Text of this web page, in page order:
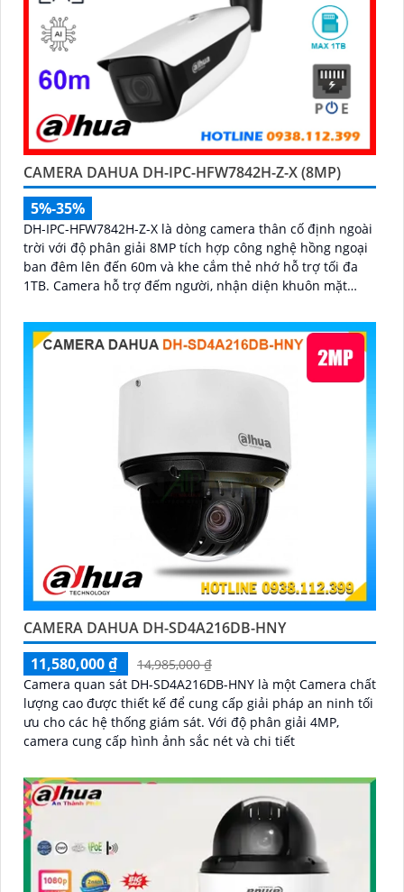
CAMERA DAHUA DH-IPC-HFW7842H-Z-X (8MP)
5%-35%
DH-IPC-HFW7842H-Z-X là dòng camera thân cố định ngoài
trời với độ phân giải 8MP tích hợp công nghệ hồng ngoại
ban đêm lên đến 60m và khe cắm thẻ nhớ hỗ trợ tối đa
1TB. Camera hỗ trợ đếm người, nhận diện khuôn mặt
IP67, phù hợp cho các khu vực giám sát ngoài trời, hỗ trợ
tính năng quản lý chỗ đỗ xe hiệu quả cho các bãi giữ xe
CAMERA DAHUA DH-SD4A216DB-HNY
11,580,000 ₫
14,985,000 ₫
Camera quan sát DH-SD4A216DB-HNY là một Camera chất
lượng cao được thiết kế để cung cấp giải pháp an ninh tối
ưu cho các hệ thống giám sát. Với độ phân giải 4MP,
camera cung cấp hình ảnh sắc nét và chi tiết